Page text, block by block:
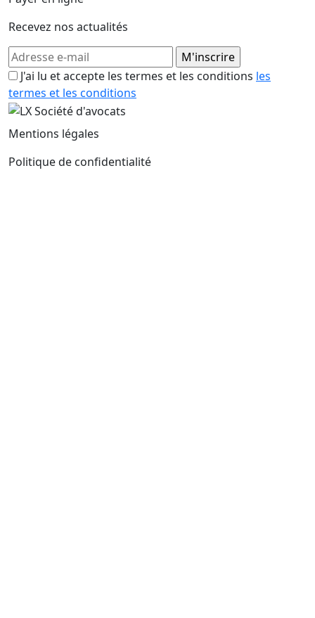
Recevez nos actualités
J'ai lu et accepte les termes et les conditions les
termes et les conditions
Mentions légales
Politique de confidentialité